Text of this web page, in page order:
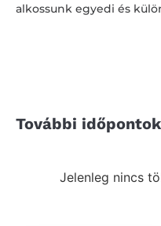
alkossunk egyedi és
További időpontok
Jelenleg nincs